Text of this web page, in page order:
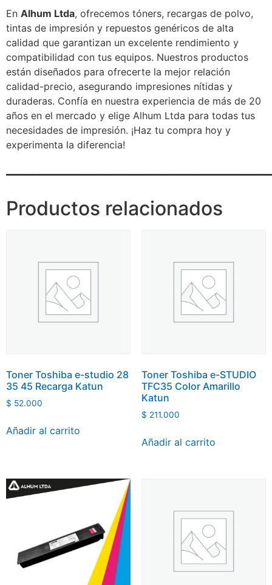
En Alhum Ltda, ofrecemos tóners, recargas de polvo,
tintas de impresión y repuestos genéricos de alta
calidad que garantizan un excelente rendimiento y
compatibilidad con tus equipos. Nuestros productos
están diseñados para ofrecerte la mejor relación
calidad-precio, asegurando impresiones nítidas y
duraderas. Confía en nuestra experiencia de más de 20
años en el mercado y elige Alhum Ltda para todas tus
necesidades de impresión. ¡Haz tu compra hoy y
experimenta la diferencia!
Productos relacionados
Toner Toshiba e-studio 28
35 45 Recarga Katun
$ 52.000
Añadir al carrito
Toner Toshiba e-STUDIO
TFC35 Color Amarillo
Katun
$ 211.000
Añadir al carrito